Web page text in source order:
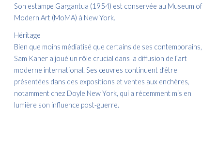
Son estampe Gargantua (1954) est conservée au Museum of
Modern Art (MoMA) à New York.
Héritage
Bien que moins médiatisé que certains de ses contemporains,
Sam Kaner a joué un rôle crucial dans la diffusion de l’art
moderne international. Ses œuvres continuent d’être
présentées dans des expositions et ventes aux enchères,
notamment chez Doyle New York, qui a récemment mis en
lumière son influence post-guerre.​